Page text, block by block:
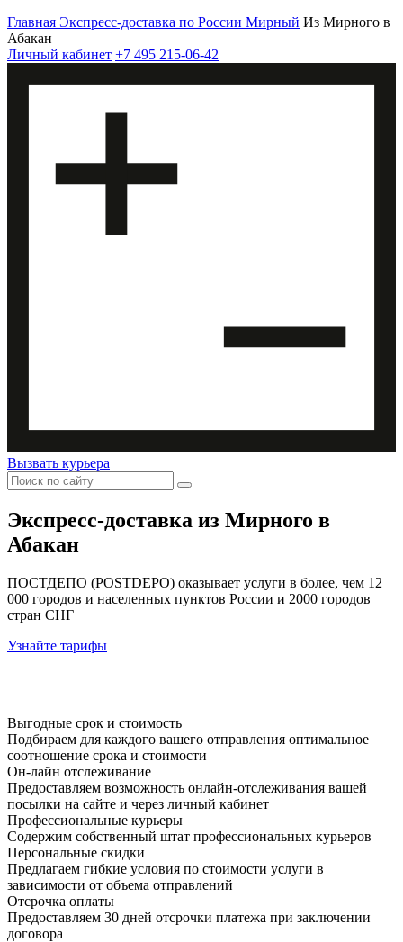
Главная Экспресс-доставка по России Мирный Из Мирного в
Абакан
Личный кабинет +7 495 215-06-42
Вызвать курьера
Экспресс-доставка из Мирного в
Абакан
ПОСТДЕПО (POSTDEPO) оказывает услуги в более, чем 12
000 городов и населенных пунктов России и 2000 городов
стран СНГ
Узнайте тарифы
Выгодные срок и стоимость
Подбираем для каждого вашего отправления оптимальное
соотношение срока и стоимости
Он-лайн отслеживание
Предоставляем возможность онлайн-отслеживания вашей
посылки на сайте и через личный кабинет
Профессиональные курьеры
Содержим собственный штат профессиональных курьеров
Персональные скидки
Предлагаем гибкие условия по стоимости услуги в
зависимости от объема отправлений
Отсрочка оплаты
Предоставляем 30 дней отсрочки платежа при заключении
договора